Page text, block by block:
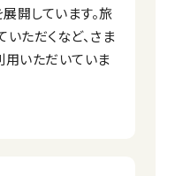
開しています。旅
ただくなど、さま
用いただいていま